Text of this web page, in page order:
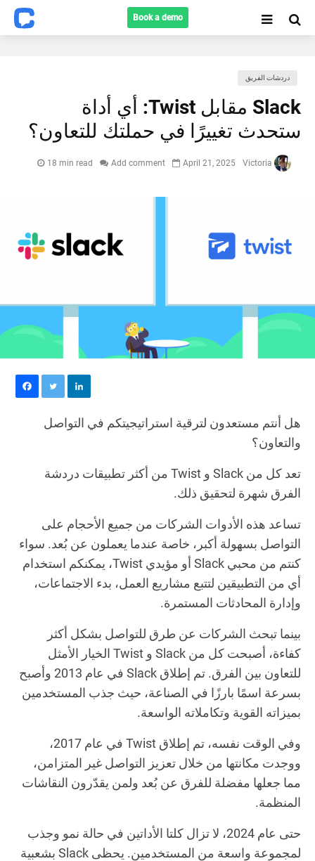
Book a demo
Search
دردشات الفريق
Slack مقابل Twist: أي أداة
ستحدث تغييرًا في حملتك للتعاون؟
April 21, 2025
Add comment
18 min read
هل أنتم مستعدون لترقية استراتيجيتكم في التواصل
والتعاون؟
تعد كل من Slack و Twist من أكثر تطبيقات دردشة
الفرق شهرة لتحقيق ذلك.
تساعد هذه الأدوات الشركات من جميع الأحجام على
التواصل بسهولة أكبر، خاصة عندما يعملون عن بُعد. سواء
كنتم من محبي Slack أو مؤيدي Twist، يمكنكم استخدام
أي من التطبيقين لتتبع مشاريع العمل، بدء الاجتماعات،
وإدارة المحادثات المستمرة.
بينما تبحث الشركات عن طرق للتواصل بشكل أكثر
كفاءة، أصبحت كل من Slack و Twist الخيار الأمثل
للتعاون بين الفرق. تم إطلاق Slack في عام 2013 وأصبح
بسرعة اسمًا بارزًا في الصناعة، حيث جذب المستخدمين
بميزاته القوية وتكاملاته الواسعة.
وفي الوقت نفسه، تم إطلاق Twist في عام 2017،
ووجدت مكانتها من خلال تعزيز التواصل غير المتزامن،
مما جعلها مفضلة للفرق عن بُعد ولمن يقدّرون النقاشات
المنظمة.
حتى عام 2024، لا تزال كلتا الأداتين في حالة نمو وجذب
لمجموعة واسعة من المستخدمين. يحظى Slack بشعبية